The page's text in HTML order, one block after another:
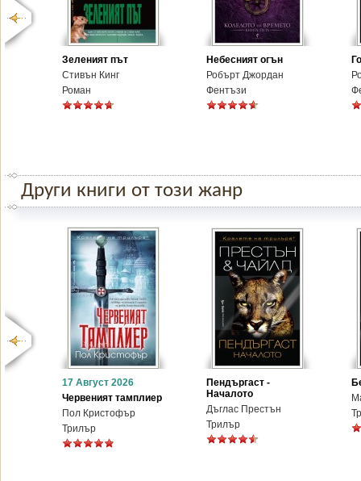
Зеленият път
Стивън Кинг
Роман
Небесният огън
Робърт Джордан
Фентъзи
Други книги от този жанр
17 Август 2026
Червеният тамплиер
Пол Кристофър
Трилър
Пендъргаст -
Началото
Дъглас Престън
Трилър